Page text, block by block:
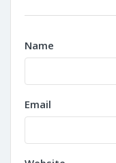
Name
Email